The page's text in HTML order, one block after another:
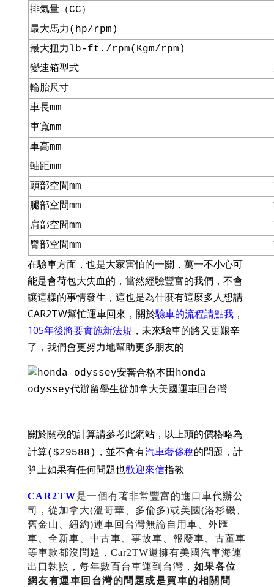
排氣量（CC）
最大馬力(hp/rpm)
最大扭力lb-ft./rpm(Kgm/rpm)
變速箱型式
輪胎尺寸
車長mm
車寬mm
車高mm
軸距mm
頭部空間mm
腿部空間mm
肩部空間mm
臀部空間mm
在驗車方面，也是大家害怕的一關，萬一不小心可
能是會荷包大失血的，當然經驗豐富的我們，不會
讓這樣的事情發生，這也是為什麼有這麼多人想請
CAR2TW幫忙運車回來，關於驗車的流程請點我，
105年後將要實施新法規 ，未來驗車的路又更艱辛
了，我們會更努力地幫助更多朋友的
關於關稅的計算請參考此網站，以上頭的價格略為
計算($29588)，並不會有汽車奢侈稅的問題，計
算上如果有任何問題也歡迎來信指教
CAR2TW是一個有著非常豐富的進口車代辦公
司，從加拿大(溫哥華、多倫多)或美國(洛杉磯、
舊金山、紐約)運車回台灣無論自用車、外匯
車、全新車、中古車、事故車、報廢車、古董車
等車款都沒問題，Car2TW還擁有美國汽車海運
出口執照，每年數百台車運到台灣， 如果各位
網友有運車回台灣的問題或是買車的相關問